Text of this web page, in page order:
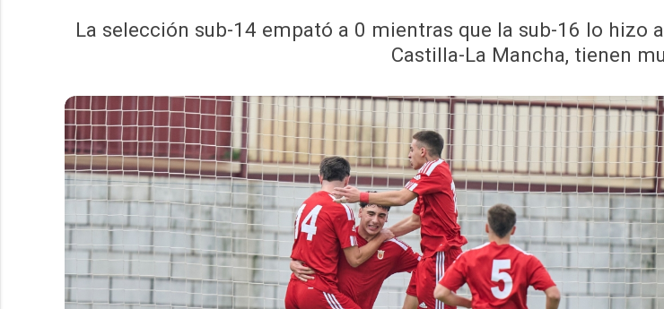
La selección sub-14 empató a 0 mientras que la sub-16 lo hizo
Castilla-La Mancha, tienen